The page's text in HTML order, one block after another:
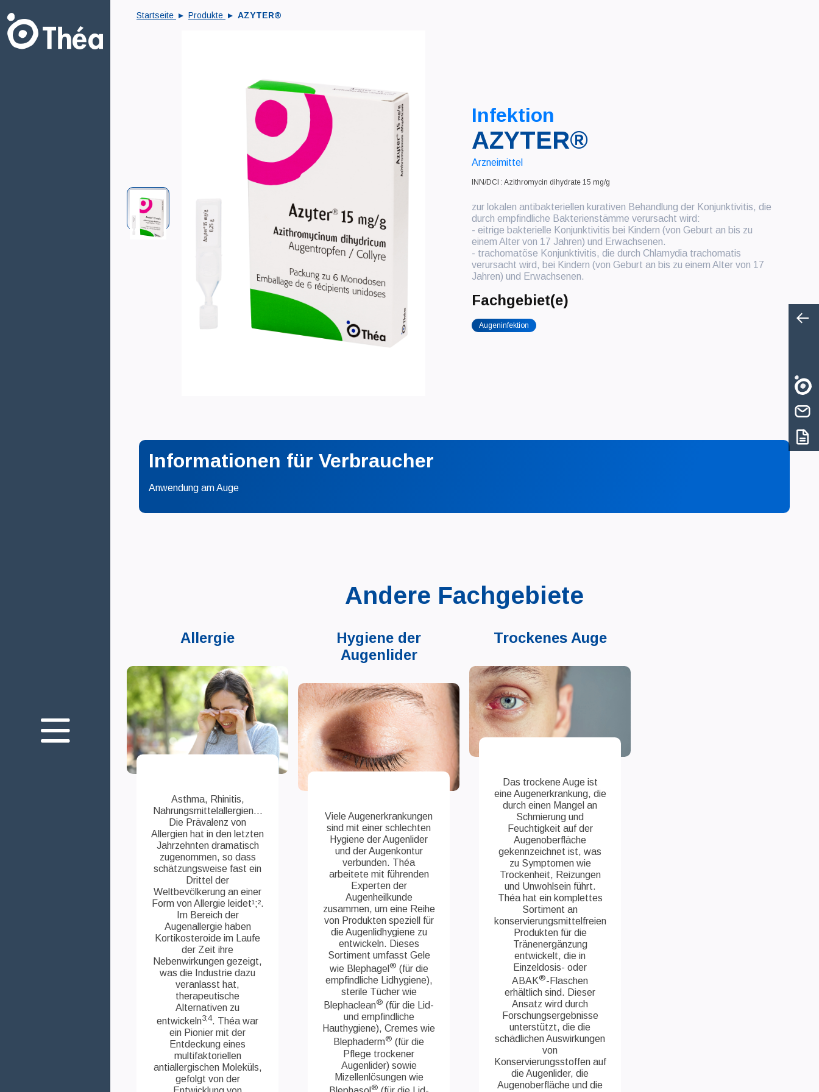
Über uns
Unser Engagement
Die Gesundheit Ihrer
Augen
Innovation
Join us
Medien
Théa Academy
Startseite Produkte AZYTER®
Infektion
AZYTER®
Arzneimittel
INN/DCI : Azithromycin dihydrate 15 mg/g
zur lokalen antibakteriellen kurativen Behandlung der Konjunktivitis, die
durch empfindliche Bakterienstämme verursacht wird:
- eitrige bakterielle Konjunktivitis bei Kindern (von Geburt an bis zu
einem Alter von 17 Jahren) und Erwachsenen.
- trachomatöse Konjunktivitis, die durch Chlamydia trachomatis
verursacht wird, bei Kindern (von Geburt an bis zu einem Alter von 17
Jahren) und Erwachsenen.
Fachgebiet(e)
Augeninfektion
Informationen für Verbraucher
Anwendung am Auge
Andere Fachgebiete
Allergie
Asthma, Rhinitis,
Nahrungsmittelallergien...
Die Prävalenz von
Allergien hat in den letzten
Jahrzehnten dramatisch
zugenommen, so dass
schätzungsweise fast ein
Drittel der
Weltbevölkerung an einer
Form von Allergie leidet¹;².
Im Bereich der
Augenallergie haben
Kortikosteroide im Laufe
der Zeit ihre
Nebenwirkungen gezeigt,
was die Industrie dazu
veranlasst hat,
therapeutische
Alternativen zu
entwickeln3;4. Théa war
ein Pionier mit der
Entdeckung eines
multifaktoriellen
antiallergischen Moleküls,
gefolgt von der
Hygiene der
Augenlider
Viele Augenerkrankungen
sind mit einer schlechten
Hygiene der Augenlider
und der Augenkontur
verbunden. Théa
arbeitete mit führenden
Experten der
Augenheilkunde
zusammen, um eine Reihe
von Produkten speziell für
die Augenlidhygiene zu
entwickeln. Dieses
Sortiment umfasst Gele
wie Blephagel® (für die
empfindliche Lidhygiene),
sterile Tücher wie
Blephaclean® (für die Lid-
und empfindliche
Hauthygiene), Cremes wie
Blephaderm® (für die
Pflege trockener
Augenlider) sowie
Mizellenlösungen wie
®
Trockenes Auge
Das trockene Auge ist
eine Augenerkrankung, die
durch einen Mangel an
Schmierung und
Feuchtigkeit auf der
Augenoberfläche
gekennzeichnet ist, was
zu Symptomen wie
Trockenheit, Reizungen
und Unwohlsein führt.
Théa hat ein komplettes
Sortiment an
konservierungsmittelfreien
Produkten für die
Tränenergänzung
entwickelt, die in
Einzeldosis- oder
ABAK®-Flaschen
erhältlich sind. Dieser
Ansatz wird durch
Forschungsergebnisse
unterstützt, die die
schädlichen Auswirkungen
von
Konservierungsstoffen auf
die Augenlider, die
Augenoberfläche und die